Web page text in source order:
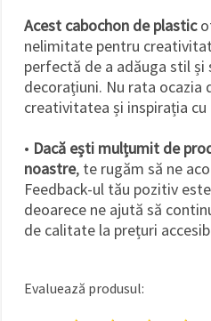
Acest cabochon de plastic
nelimitate pentru
perfectă de a adăuga stil
decorațiuni. Nu rata ocazia
creativitatea și inspirația cu
• Dacă ești mulțumit de
noastre, te rugăm să ne
Feedback-ul tău pozitiv
deoarece ne ajută să
de calitate la prețuri
Evaluează produsul: